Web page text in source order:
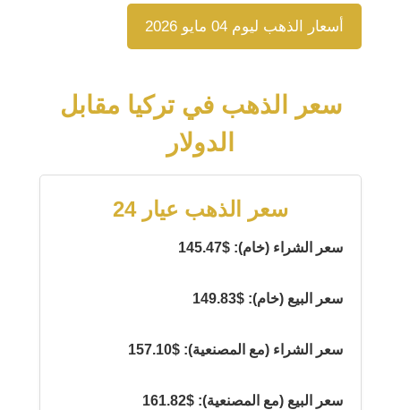
أسعار الذهب ليوم 04 مايو 2026
سعر الذهب في تركيا مقابل
الدولار
سعر الذهب عيار 24
سعر الشراء (خام): $145.47
سعر البيع (خام): $149.83
سعر الشراء (مع المصنعية): $157.10
سعر البيع (مع المصنعية): $161.82